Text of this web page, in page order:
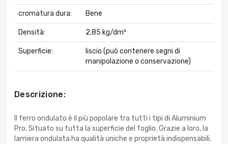
cromatura dura: Bene
Densità: 2,85 kg/dm³
Superficie:
liscio (può contenere segni di
manipolazione o conservazione)
Descrizione:
Il ferro ondulato è il più popolare tra tutti i tipi di Aluminium
Pro. Situato su tutta la superficie del foglio. Grazie a loro, la
lamiera ondulata ha qualità uniche e proprietà indispensabili.